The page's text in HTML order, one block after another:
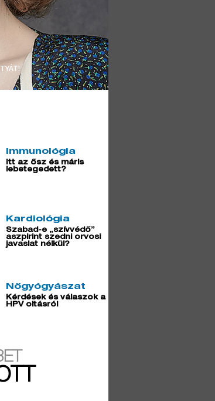
Immunológia
Itt az ősz és máris
lebetegedett?
Kardiológia
Szabad-e „szívvédő”
aszpirint szedni orvosi
javaslat nélkül?
Nőgyógyászat
Kérdések és válaszok a
HPV oltásról